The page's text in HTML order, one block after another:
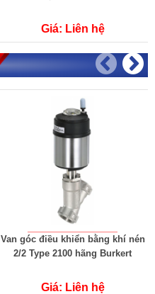
Giá: Liên hệ
Van góc điều khiển bằng khí nén
2/2 Type 2100 hãng Burkert
Giá: Liên hệ